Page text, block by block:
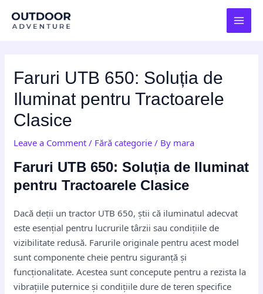
Faruri UTB 650: Soluția de
Iluminat pentru Tractoarele
Clasice
Leave a Comment / Fără categorie / By mara
Faruri UTB 650: Soluția de Iluminat
pentru Tractoarele Clasice
Dacă deții un tractor UTB 650, știi că iluminatul adecvat
este esențial pentru lucrurile târzii sau condițiile de
vizibilitate redusă. Farurile originale pentru acest model
sunt componente cheie pentru siguranță și
funcționalitate. Acestea sunt concepute pentru a rezista la
vibrațiile puternice și condițiile dure de teren specifice
navigation